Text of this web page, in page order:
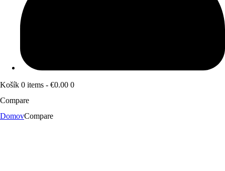
Košík 0 items - €0.00 0
Compare
DomovCompare